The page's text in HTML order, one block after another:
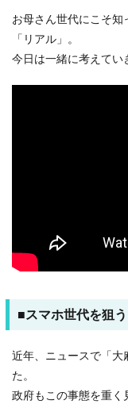
お母さん世代にこそ
「リアル」。
今日は一緒に考えてい
■スマホ世代を狙
近年、ニュースで「大
た。
政府もこの事態を重く